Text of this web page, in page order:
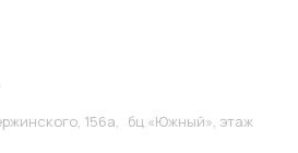
156а, бц «Южный», этаж